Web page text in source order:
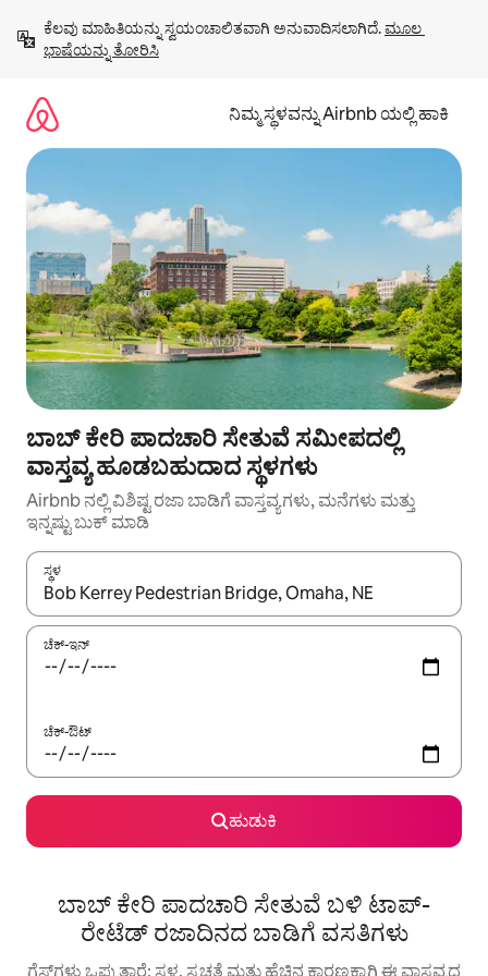
ಹೋಗಿ
ಕೆಲವು ಮಾಹಿತಿಯನ್ನು ಸ್ವಯಂಚಾಲಿತವಾಗಿ ಅನುವಾದಿಸಲಾಗಿದೆ. ಮೂಲ
ಭಾಷೆಯನ್ನು ತೋರಿಸಿ
ನಿಮ್ಮ ಸ್ಥಳವನ್ನು Airbnb ಯಲ್ಲಿ ಹಾಕಿ
ಬಾಬ್ ಕೇರಿ ಪಾದಚಾರಿ ಸೇತುವೆ ಸಮೀಪದಲ್ಲಿ
ವಾಸ್ತವ್ಯ ಹೂಡಬಹುದಾದ ಸ್ಥಳಗಳು
Airbnb ನಲ್ಲಿ ವಿಶಿಷ್ಟ ರಜಾ ಬಾಡಿಗೆ ವಾಸ್ತವ್ಯಗಳು, ಮನೆಗಳು ಮತ್ತು
ಇನ್ನಷ್ಟು ಬುಕ್ ಮಾಡಿ
ಸ್ಥಳ
ಫಲಿತಾಂಶಗಳು ಲಭ್ಯವಿರುವಾಗ, ಅಪ್ ಮತ್ತು ಡೌನ್ ಬಾಣದ ಕೀಲಿಗಳೊಂದಿಗೆ
ಚೆಕ್-ಇನ್
ಚೆಕ್-ಔಟ್
ಹುಡುಕಿ
ಬಾಬ್ ಕೇರಿ ಪಾದಚಾರಿ ಸೇತುವೆ ಬಳಿ ಟಾಪ್-
ರೇಟೆಡ್ ರಜಾದಿನದ ಬಾಡಿಗೆ ವಸತಿಗಳು
ಗೆಸ್ಟ್‌ಗಳು ಒಪ್ಪುತ್ತಾರೆ: ಸ್ಥಳ, ಸ್ವಚ್ಛತೆ ಮತ್ತು ಹೆಚ್ಚಿನ ಕಾರಣಕ್ಕಾಗಿ ಈ ವಾಸ್ತವ್ಯದ